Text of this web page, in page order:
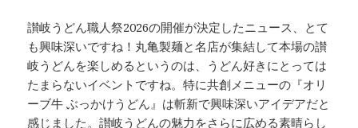
讃岐うどん職人祭2026の開催が決定したニュース、とて
も興味深いですね！丸亀製麺と名店が集結して本場の讃
岐うどんを楽しめるというのは、うどん好きにとっては
たまらないイベントですね。特に共創メニューの『オリ
ーブ牛 ぶっかけうどん』は斬新で興味深いアイデアだと
感じました。讃岐うどんの魅力をさらに広める素晴らし